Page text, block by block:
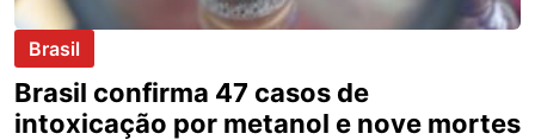
Brasil
Brasil confirma 47 casos de
intoxicação por metanol e nove mortes